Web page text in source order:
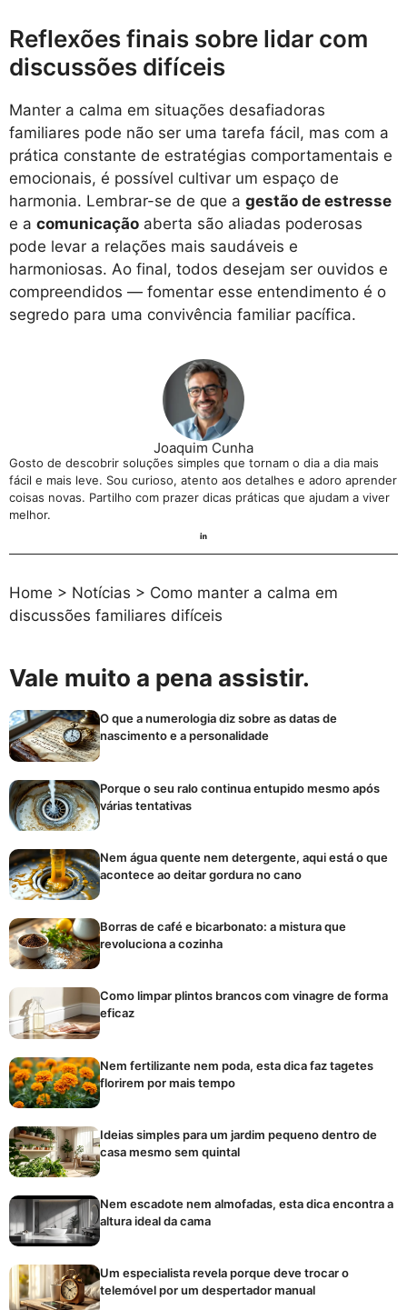
Reflexões finais sobre lidar com
discussões difíceis
Manter a calma em situações desafiadoras
familiares pode não ser uma tarefa fácil, mas com a
prática constante de estratégias comportamentais e
emocionais, é possível cultivar um espaço de
harmonia. Lembrar-se de que a gestão de estresse
e a comunicação aberta são aliadas poderosas
pode levar a relações mais saudáveis e
harmoniosas. Ao final, todos desejam ser ouvidos e
compreendidos — fomentar esse entendimento é o
segredo para uma convivência familiar pacífica.
Joaquim Cunha
Gosto de descobrir soluções simples que tornam o dia a dia mais
fácil e mais leve. Sou curioso, atento aos detalhes e adoro aprender
coisas novas. Partilho com prazer dicas práticas que ajudam a viver
melhor.
Home > Notícias > Como manter a calma em
discussões familiares difíceis
Vale muito a pena assistir.
O que a numerologia diz sobre as datas de
nascimento e a personalidade
Porque o seu ralo continua entupido mesmo após
várias tentativas
Nem água quente nem detergente, aqui está o que
acontece ao deitar gordura no cano
Borras de café e bicarbonato: a mistura que
revoluciona a cozinha
Como limpar plintos brancos com vinagre de forma
eficaz
Nem fertilizante nem poda, esta dica faz tagetes
florirem por mais tempo
Ideias simples para um jardim pequeno dentro de
casa mesmo sem quintal
Nem escadote nem almofadas, esta dica encontra a
altura ideal da cama
Um especialista revela porque deve trocar o
telemóvel por um despertador manual